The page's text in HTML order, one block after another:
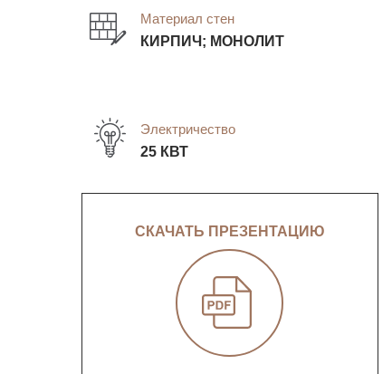
Материал стен
КИРПИЧ; МОНОЛИТ
Электричество
25 КВТ
СКАЧАТЬ ПРЕЗЕНТАЦИЮ